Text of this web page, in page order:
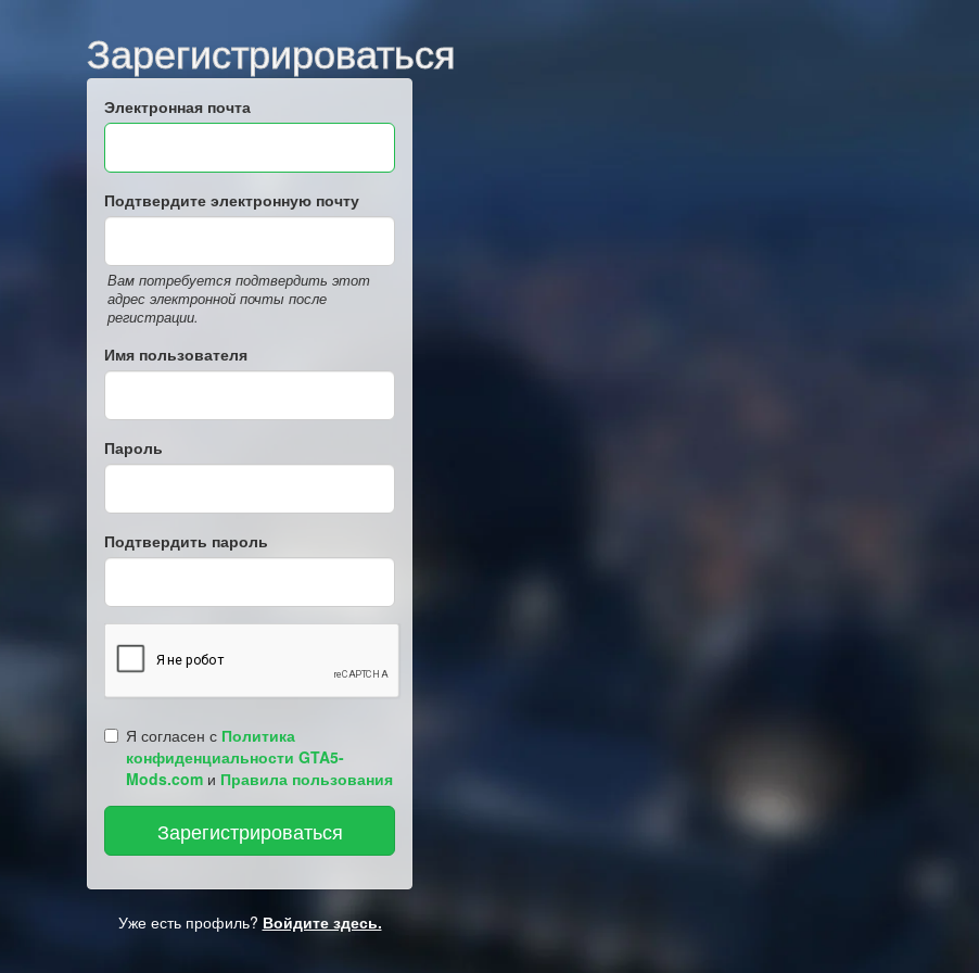
Зарегистрироваться
Электронная почта
Подтвердите электронную почту
Вам потребуется подтвердить этот
адрес электронной почты после
регистрации.
Имя пользователя
Пароль
Подтвердить пароль
Я согласен с Политика
конфиденциальности GTA5-
Mods.com и Правила пользования
Уже есть профиль? Войдите здесь.